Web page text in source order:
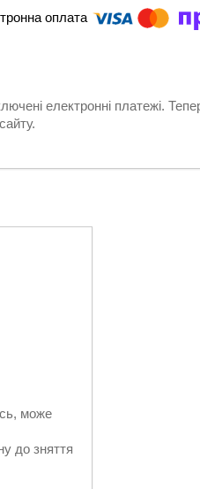
електронні платежі.
може
до зняття